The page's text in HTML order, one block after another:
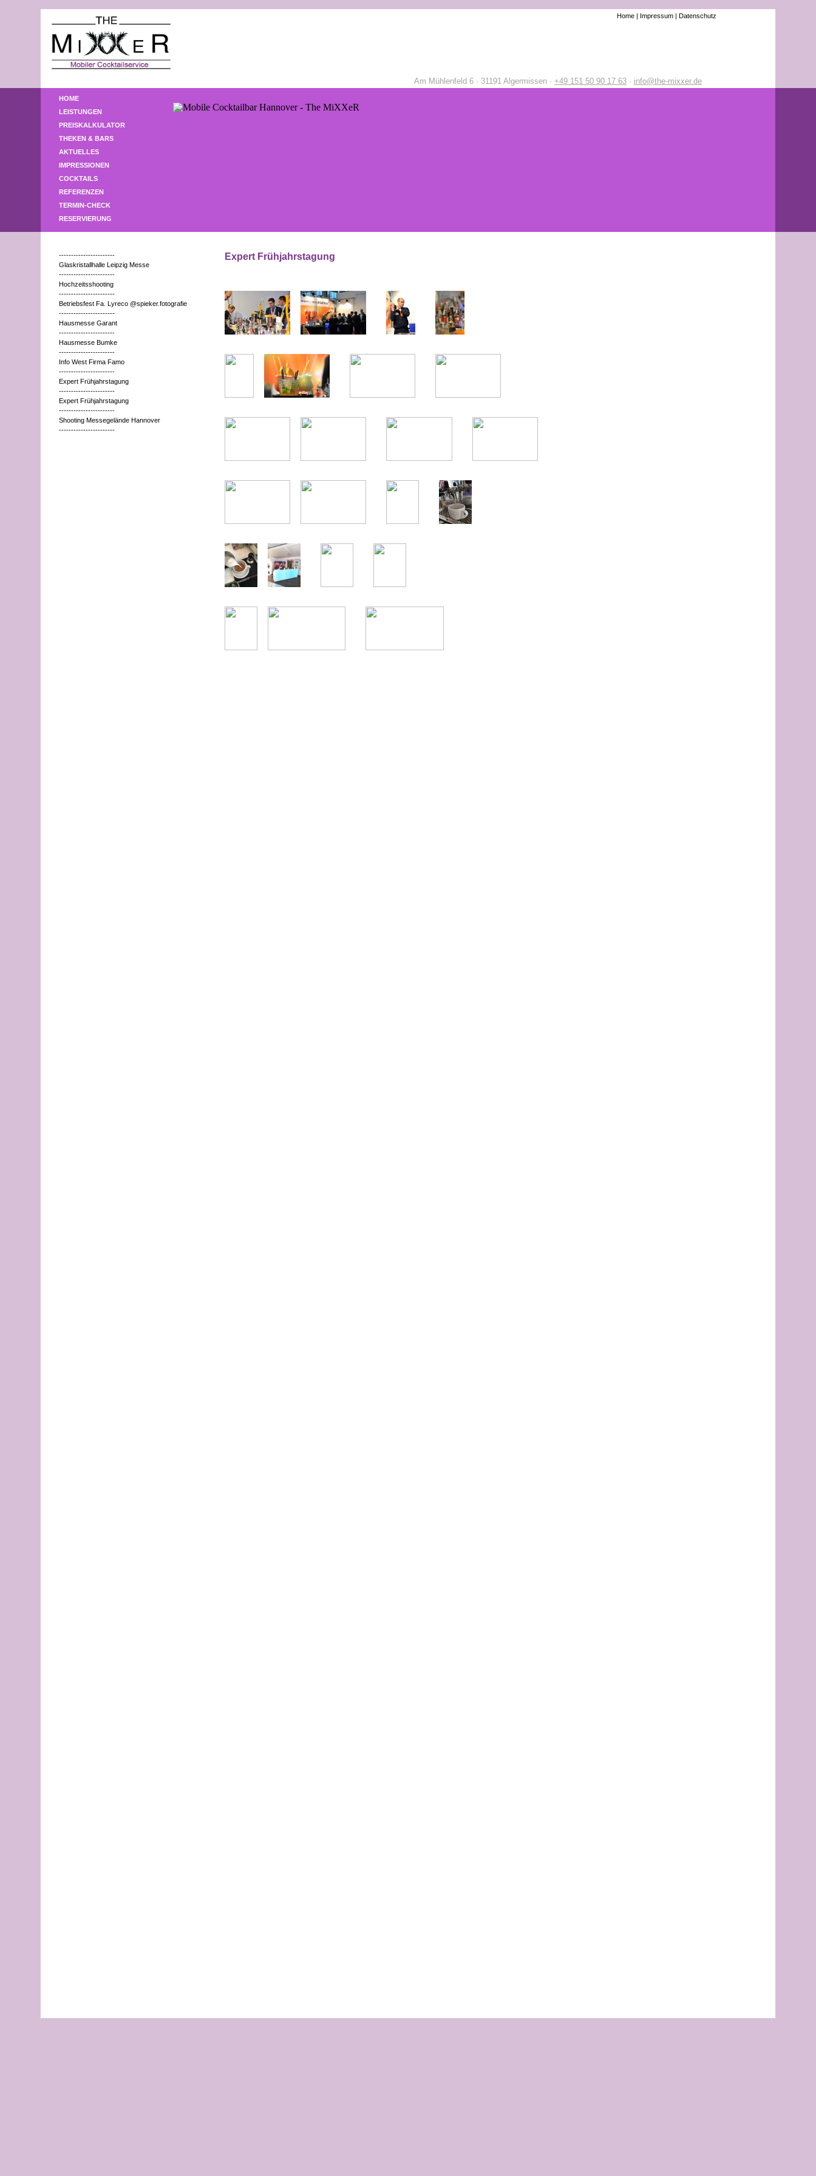
Home | Impressum |Datenschutz
Am Mühlenfeld 6 · 31191 Algermissen · +49 151 50 90 17 63· info@the-mixxer.de
HOME
LEISTUNGEN
PREISKALKULATOR
THEKEN & BARS
AKTUELLES
IMPRESSIONEN
COCKTAILS
REFERENZEN
TERMIN-CHECK
RESERVIERUNG
-----------------------
Glaskristallhalle Leipzig Messe
-----------------------
Hochzeitsshooting
-----------------------
Betriebsfest Fa. Lyreco @spieker.fotografie
-----------------------
Hausmesse Garant
-----------------------
Hausmesse Bumke
-----------------------
Info West Firma Famo
-----------------------
Expert Frühjahrstagung
-----------------------
Expert Frühjahrstagung
-----------------------
Shooting Messegelände Hannover
-----------------------
Expert Frühjahrstagung